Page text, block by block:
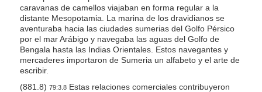
caravanas de camellos viajaban en forma regular a la
distante Mesopotamia. La marina de los dravidianos se
aventuraba hacia las ciudades sumerias del Golfo Pérsico
por el mar Arábigo y navegaba las aguas del Golfo de
Bengala hasta las Indias Orientales. Estos navegantes y
mercaderes importaron de Sumeria un alfabeto y el arte de
escribir.
(881.8) 79:3.8Estas relaciones comerciales contribuyeron